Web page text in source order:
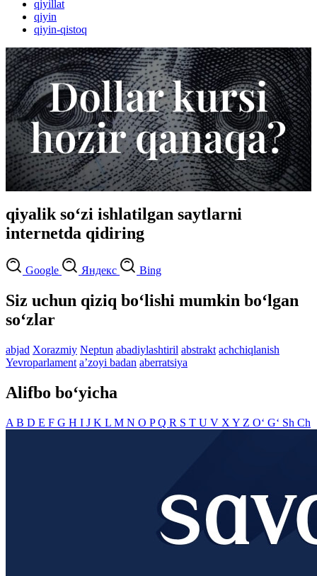
qiyillat
qiyin
qiyin-qistoq
qiyalik so‘zi ishlatilgan saytlarni
internetda qidiring
Google Яндекс Bing
Siz uchun qiziq bo‘lishi mumkin bo‘lgan
so‘zlar
abjad Xorazmiy Neptun abadiylashtiril abstrakt achchiqlanish
Yevroparlament aʼzoyi badan aberratsiya
Alifbo bo‘yicha
A B D E F G H I J K L M N O PQ R S T U V X Y Z O‘ G‘ Sh Ch